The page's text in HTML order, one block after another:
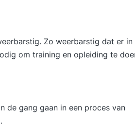
Zo weerbarstig dat er in
om training en opleiding te
de gang gaan in een proces van